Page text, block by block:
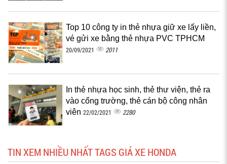
Top 10 công ty in thẻ nhựa giữ xe lấy liền,
vé gửi xe bằng thẻ nhựa PVC TPHCM
20/09/2021 2011
In thẻ nhựa học sinh, thẻ thư viện, thẻ ra
vào cổng trường, thẻ cán bộ công nhân
viên 22/02/2021 2280
TIN XEM NHIỀU NHẤT TAGS GIÁ XE HONDA